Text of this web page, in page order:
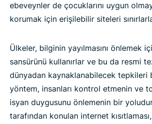
ebeveynler de çocuklarını uygun
korumak için erişilebilir siteleri
Ülkeler, bilginin yayılmasını önlemek
sansürünü kullanırlar ve bu da resmi
dünyadan kaynaklanabilecek tepkileri
yöntem, insanları kontrol etmenin ve
isyan duygusunu önlemenin bir
tarafından konulan internet